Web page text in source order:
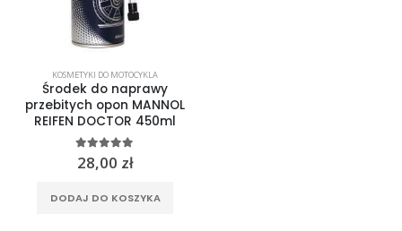
KOSMETYKI DO MOTOCYKLA
Środek do naprawy
przebitych opon MANNOL
REIFEN DOCTOR 450ml
5.00out of 5
28,00 zł
DODAJ DO KOSZYKA